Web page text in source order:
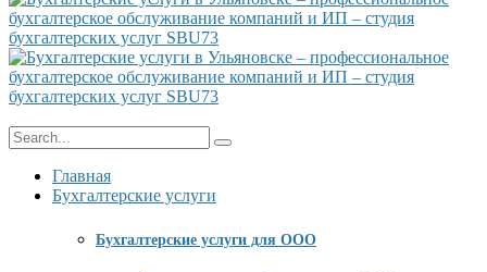
Главная
Бухгалтерские услуги
Бухгалтерские услуги для ООО